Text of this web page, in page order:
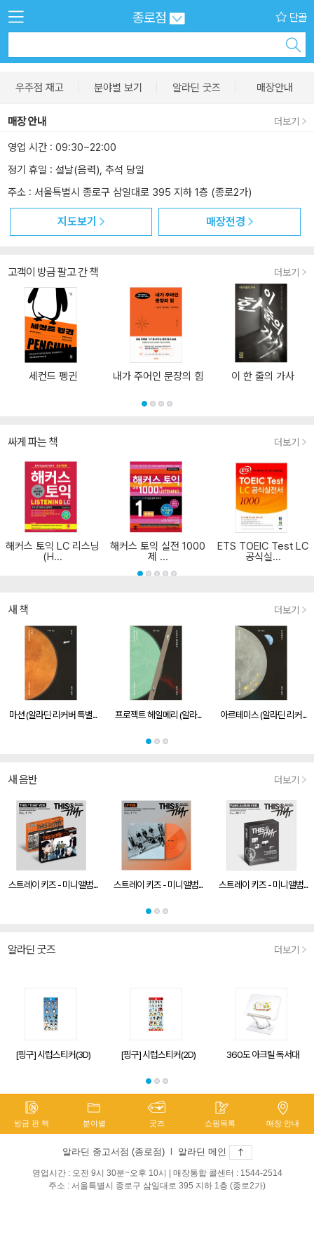
종로점 단골
우주점 재고 분야별 보기 알라딘 굿즈 매장안내
매장안내 더보기
영업 시간 : 09:30~22:00
정기 휴일 : 설날(음력), 추석 당일
주소 : 서울특별시 종로구 삼일대로 395 지하 1층 (종로2가)
지도보기 매장전경
고객이 방금 팔고 간 책 더보기
세컨드 펭귄 내가 주어인 문장의 힘 이 한 줄의 가사
싸게 파는 책 더보기
해커스 토익 LC 리스닝
(H...
해커스 토익 실전 1000
제 ...
ETS TOEIC Test LC
공식실...
새 책 더보기
마션 (알라딘 리커버 특별... 프로젝트 헤일메리 (알라... 아르테미스 (알라딘 리커...
새 음반 더보기
스트레이 키즈 - 미니앨범... 스트레이 키즈 - 미니앨범... 스트레이 키즈 - 미니앨범...
알라딘 굿즈 더보기
[핑구] 시럽스티커(3D) [핑구] 시럽스티커(2D) 360도 아크릴 독서대
방금 판 책 분야별 굿즈 쇼핑목록 매장 안내
알라딘 중고서점 (종로점)l 알라딘 메인
영업시간 : 오전 9시 30분~오후 10시 | 매장통합 콜센터 : 1544-2514
주소 : 서울특별시 종로구 삼일대로 395 지하 1층 (종로2가)